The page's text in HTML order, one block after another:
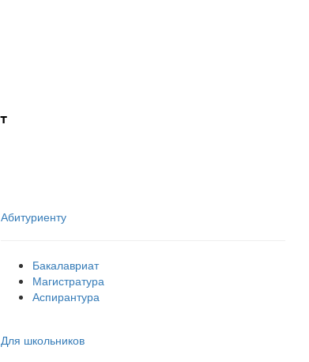
Абитуриенту
Бакалавриат
Магистратура
Аспирантура
Для школьников